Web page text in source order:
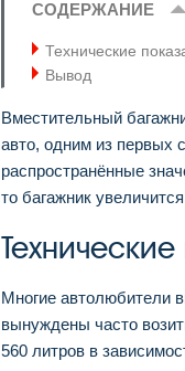
СОДЕРЖАНИЕ
Технические
Вывод
Вместительный
авто, одним из первых
распространённые
то багажник
Многие автолюбители
вынуждены часто
560 литров в